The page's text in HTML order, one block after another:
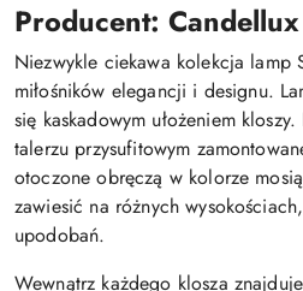
Producent:
Niezwykle ciekawa kolekcja lamp
miłośników elegancji i designu.
się kaskadowym ułożeniem
talerzu przysufitowym
otoczone obręczą w kolorze
zawiesić na różnych
upodobań.
Wewnątrz każdego klosza